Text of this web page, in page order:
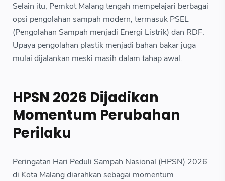
Selain itu, Pemkot Malang tengah mempelajari berbagai
opsi pengolahan sampah modern, termasuk PSEL
(Pengolahan Sampah menjadi Energi Listrik) dan RDF.
Upaya pengolahan plastik menjadi bahan bakar juga
mulai dijalankan meski masih dalam tahap awal.
HPSN 2026 Dijadikan
Momentum Perubahan
Perilaku
Peringatan Hari Peduli Sampah Nasional (HPSN) 2026
di Kota Malang diarahkan sebagai momentum